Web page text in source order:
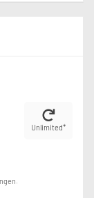
Unlimited*